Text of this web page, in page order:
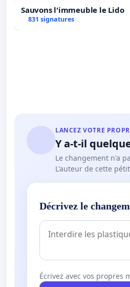
Sauvons l'immeuble le Lido
831 signatures
LANCEZ VOTRE
Y a-t-il
Le changement n'a
L'auteur de cette
Décrivez le
Écrivez avec vos propres